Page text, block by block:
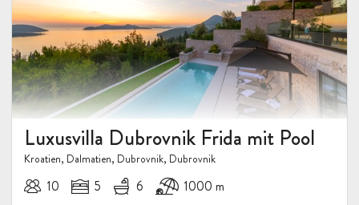
Luxusvilla Dubrovnik Frida mit Pool
Kroatien, Dalmatien, Dubrovnik, Dubrovnik
10 5 6 1000 m